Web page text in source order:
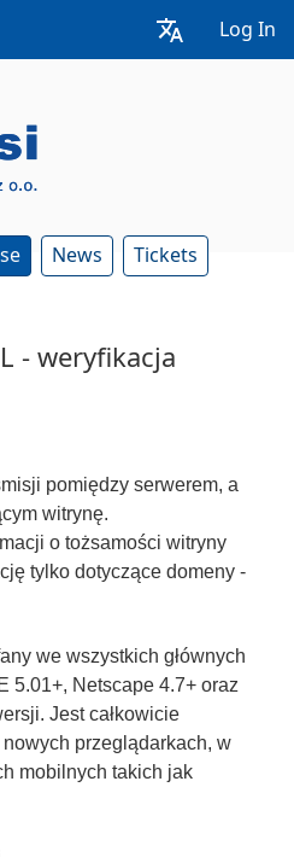
Log In
News Tickets
- weryfikacja
pomiędzy serwerem, a
witrynę.
o tożsamości witryny
tylko dotyczące domeny -
we wszystkich głównych
5.01+, Netscape 4.7+ oraz
Jest całkowicie
przeglądarkach, w
mobilnych takich jak